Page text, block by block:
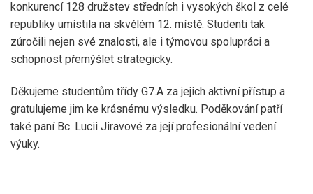
konkurencí 128 družstev středních i vysokých škol z celé
republiky umístila na skvělém 12. místě. Studenti tak
zúročili nejen své znalosti, ale i týmovou spolupráci a
schopnost přemýšlet strategicky.
Děkujeme studentům třídy G7.A za jejich aktivní přístup a
gratulujeme jim ke krásnému výsledku. Poděkování patří
také paní Bc. Lucii Jiravové za její profesionální vedení
výuky.